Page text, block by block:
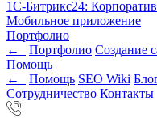
1С-Битрикс24:
Мобильное приложение
Портфолио
←
Портфолио Создание
Помощь
←
Помощь SEO Wiki
Сотрудничество Контакты